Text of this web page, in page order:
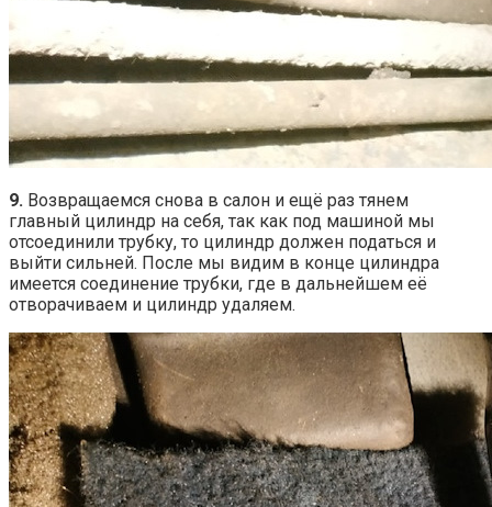
9. Возвращаемся снова в салон и ещё раз тянем
главный цилиндр на себя, так как под машиной мы
отсоединили трубку, то цилиндр должен податься и
выйти сильней. После мы видим в конце цилиндра
имеется соединение трубки, где в дальнейшем её
отворачиваем и цилиндр удаляем.